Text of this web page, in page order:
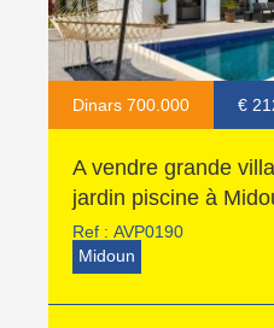
Dinars 700.000 €
A vendre grande
jardin piscine à
Ref : AVP0190
Midoun